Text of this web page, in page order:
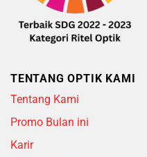
TENTANG OPTIK KAMI
Tentang Kami
Promo Bulan ini
Karir